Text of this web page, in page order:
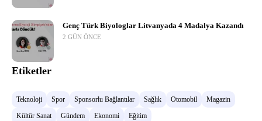
Genç Türk Biyologlar Litvanyada 4 Madalya Kazandı
2 GÜN ÖNCE
Etiketler
Teknoloji Spor Sponsorlu Bağlantılar Sağlık Otomobil
Magazin
Kültür Sanat
Gündem Ekonomi Eğitim